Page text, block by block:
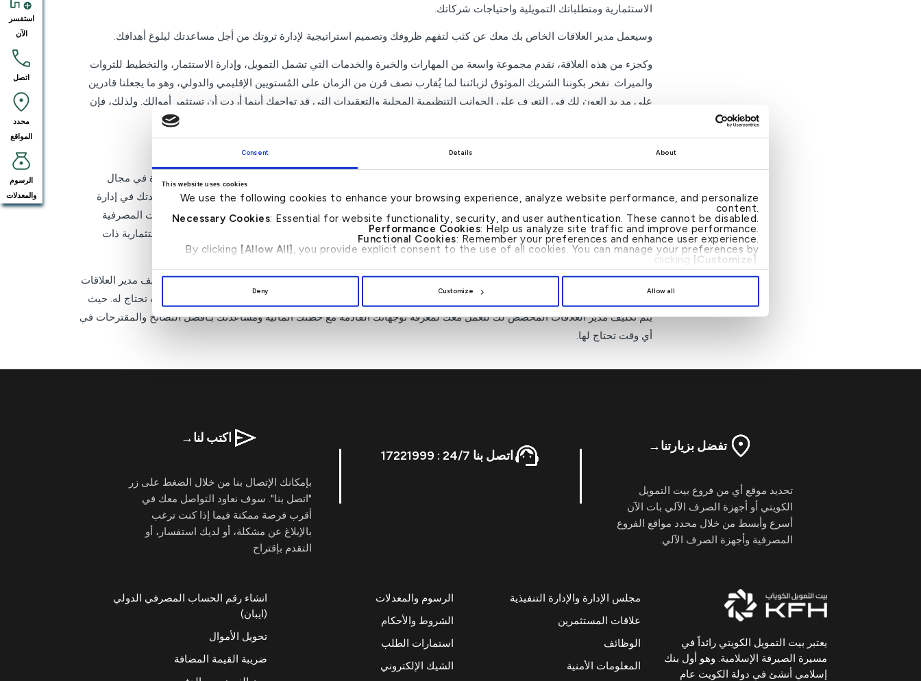
Consent Details About
This website uses cookies
We use the following cookies to enhance your browsing experience, analyze website performance, and personalize
content.
Necessary Cookies: Essential for website functionality, security, and user authentication. These cannot be disabled.
Performance Cookies: Help us analyze site traffic and improve performance.
Functional Cookies: Remember your preferences and enhance user experience.
By clicking [Allow All], you provide explicit consent to the use of all cookies. You can manage your preferences by
clicking [Customize]
Deny Customize Allow all
الاستثمارية ومتطلباتك التمويلية واحتياجات شركاتك.
وسيعمل مدير العلاقات الخاص بك معك عن كثب لتفهم ظروفك وتصميم استراتيجية لإدارة ثروتك من أجل مساعدتك لبلوغ أهدافك.
وكجزء من هذه العلاقة، نقدم مجموعة واسعة من المهارات والخبرة والخدمات التي تشمل التمويل، وإدارة الاستثمار، والتخطيط للثروات
والميراث. نفخر بكوننا الشريك الموثوق لزبائننا لما يُقارب نصف قرن من الزمان على المُستويين الإقليمي والدولي، وهو ما يجعلنا قادرين
على مد يد العون لك في التعرف على الجوانب التنظيمية المحلية والتعقيدات التي قد تواجهك أينما أردت أن تستثمر أموالك. ولذلك، فإن
ثروتك تستحق إدارة حكيمة وجيدة
مع بيت التمويل الكويتي ش.م.ب. (م) سوف تحصل على كل ذلك بدقة، حيث يمكنك أن تستفيد من خمسة عقود من الخبرة في مجال
الخدمات المصرفية الخاصة، والتي تم اكتسابها بفضل مزيج من المعرفة الإقليمية والخبرة العالمية. وكل ذلك بهدف مساعدتك في إدارة
ثروتك بصورة فعالة من أجل مضاعفة العوائد والتقليل من المخاطر. ولكي نقدم لك أفضل خبرة تفصيلية في مجال الخدمات المصرفية
الخاصة فإن أول شيء نفعله هو الاستماع لك من أجل أن نتفهم أهدافك المالية وطموحاتك بدقة وثم نقدم لك الحلول الاستثمارية ذات
المستويات العالمية والمدعومة بالأبحاث التي يمكنك الوثوق بها وذلك لتلبية جميع متطلباتك.
نحرص على أن نوفر لك تجربة مصرفية شخصية من خلال الاعتماد على نهج اللقاء والتشاور معك وجهاً لوجه، حيث يتم تكليف مدير العلاقات
المخصص لك للعمل معك لمعرفة توجهاتك القادمة مع خطتك المالية ومساعدتك بأفضل النصائح والمقترحات في أي وقت تحتاج له. حيث
يتم تكليف مدير العلاقات المخصص لك للعمل معك لمعرفة توجهاتك القادمة مع خطتك المالية ومساعدتك بـأفضل النصائح والمقترحات في
أي وقت تحتاج لها.
تفضل بزيارتنا→
تحديد موقع أي من فروع بيت التمويل
الكويتي أو أجهزة الصرف الآلي بات الآن
أسرع وأبسط من خلال محدد مواقع الفروع
المصرفية وأجهزة الصرف الآلي.
اتصل بنا 24/7 : 17221999
اكتب لنا→
بإمكانك الإتصال بنا من خلال الضغط على زر
"اتصل بنا". سوف نعاود التواصل معك في
أقرب فرصة ممكنة فيما إذا كنت ترغب
بالإبلاغ عن مشكلة، أو لديك استفسار، أو
التقدم بإقتراح
يعتبر بيت التمويل الكويتي رائداً في
مسيرة الصيرفة الإسلامية. وهو أول بنك
إسلامي أنشئ في دولة الكويت عام
مجلس الإدارة والإدارة التنفيذية
علاقات المستثمرين
الوظائف
المعلومات الأمنية
الرسوم والمعدلات
الشروط والأحكام
استمارات الطلب
الشيك الإلكتروني
انشاء رقم الحساب المصرفي الدولي
(ايبان)
تحويل الأموال
ضريبة القيمة المضافة
استفسر
الآن
اتصل
محدد
المواقع
الرسوم
والمعدلات